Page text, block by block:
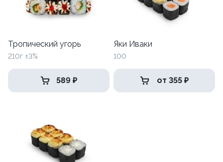
Тропический угорь
210г ±3%
589 ₽
Яки Иваки
100
от 355 ₽